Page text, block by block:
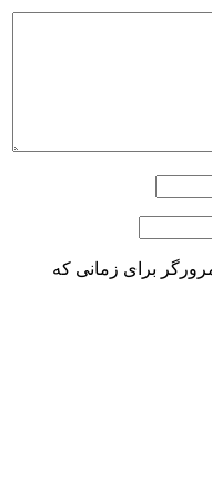
برای زمانی که